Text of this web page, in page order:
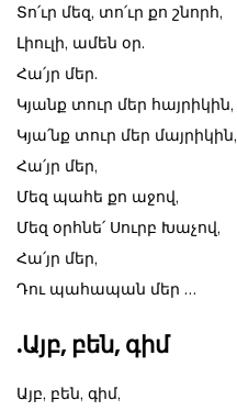
Տո՛ւր մեզ, տո՛ւր քո շնորհ,
Լիուլի, ամեն օր.
Հա՛յր մեր.
Կյանք տուր մեր հայրիկին,
Կյա՛նք տուր մեր մայրիկին,
Հա՛յր մեր,
Մեզ պահե քո աջով,
Մեզ օրհնե՛ Սուրբ Խաչով,
Հա՛յր մեր,
Դու պահապան մեր …
.Այբ, բեն, գիմ
Այբ, բեն, գիմ,